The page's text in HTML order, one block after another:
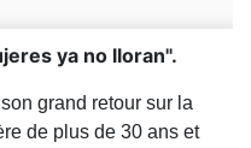
ya no lloran".
grand retour sur la
de plus de 30 ans et